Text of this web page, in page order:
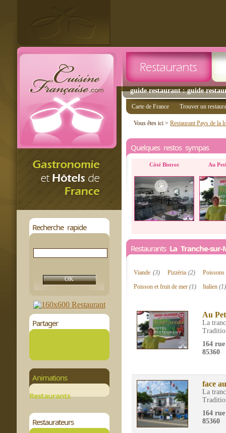
guide restaurant : guide
Recherche rapide
Partager
Animations
Restaurants
Restaurateurs
Carte de France Trouver un
Vous êtes ici > Restaurant Pays de la
Quelques restos sympas
Côté Bistrot Au
Restaurants La Tranche-sur-
Viande (3) Pizzéria(2)
Poisson et fruit de mer (1) Italien(1)
Au
La
164
85360
face
La
164
85360